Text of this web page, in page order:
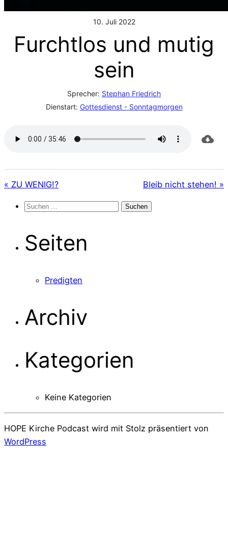
10. Juli 2022
Furchtlos und mutig
sein
Sprecher: Stephan Friedrich
Dienstart: Gottesdienst - Sonntagmorgen
« ZU WENIG!? Bleib nicht stehen! »
Suchen
Seiten
Predigten
Archiv
Kategorien
Keine Kategorien
HOPE Kirche Podcast wird mit Stolz präsentiert von
WordPress